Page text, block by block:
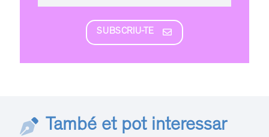
SUBSCRIU-TE
També et pot interessar